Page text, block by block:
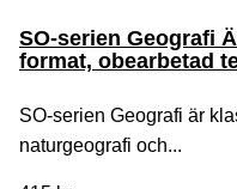
SO-serien Geografi
format, obearbetad
SO-serien Geografi är
naturgeografi och...